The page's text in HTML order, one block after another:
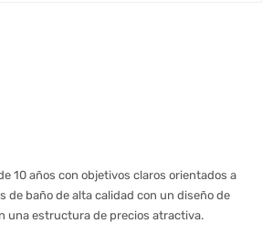
10 años con objetivos claros orientados a
de baño de alta calidad con un diseño de
una estructura de precios atractiva.